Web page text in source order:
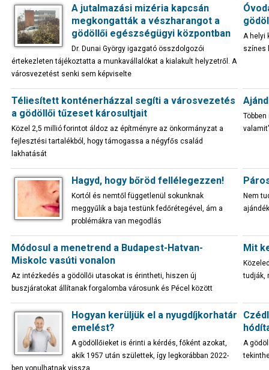
A jutalmazási mizéria kapcsán
megkongatták a vészharangot a
gödöllői egészségügyi központban
Dr. Dunai György igazgató összdolgozói
értekezleten tájékoztatta a munkavállalókat a kialakult helyzetről. A
városvezetést senki sem képviselte
A helyi
színes
Téliesített konténerházzal segíti a városvezetés
a gödöllői tűzeset károsultjait
Közel 2,5 millió forintot áldoz az építményre az önkormányzat a
fejlesztési tartalékból, hogy támogassa a négyfős család
lakhatását
Hagyd, hogy bőröd fellélegezzen!
Kortól és nemtől függetlenül sokunknak
meggyűlik a baja testünk fedőrétegével, ám a
problémákra van megodlás
Nem
Módosul a menetrend a Budapest-Hatvan-
Miskolc vasúti vonalon
Az intézkedés a gödöllői utasokat is érintheti, hiszen új
buszjáratokat állítanak forgalomba városunk és Pécel között
Mit
tudják,
Hogyan kerüljük el a nyugdíjkorhatár
emelést?
A gödöllőieket is érinti a kérdés, főként azokat,
akik 1957 után születtek, így legkorábban 2022-
ben vonulhatnak vissza
A